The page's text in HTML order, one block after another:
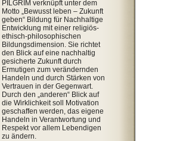
PILGRIM verknüpft unter dem
Motto „Bewusst leben – Zukunft
geben“ Bildung für Nachhaltige
Entwicklung mit einer religiös-
ethisch-philosophischen
Bildungsdimension. Sie richtet
den Blick auf eine nachhaltig
gesicherte Zukunft durch
Ermutigen zum verändernden
Handeln und durch Stärken von
Vertrauen in der Gegenwart.
Durch den „anderen“ Blick auf
die Wirklichkeit soll Motivation
geschaffen werden, das eigene
Handeln in Verantwortung und
Respekt vor allem Lebendigen
zu ändern.